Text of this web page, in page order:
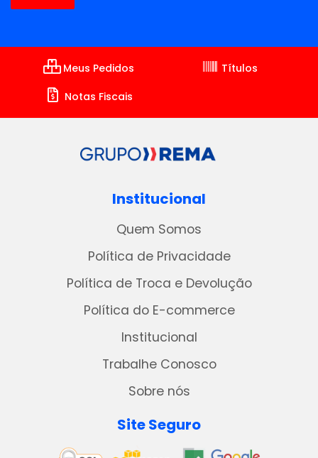
Meus Pedidos
Títulos
Notas Fiscais
Institucional
Quem Somos
Política de Privacidade
Política de Troca e Devolução
Política do E-commerce
Institucional
Trabalhe Conosco
Sobre nós
Site Seguro